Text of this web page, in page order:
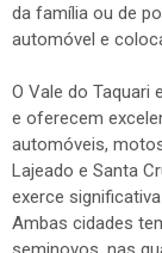
da família ou de
automóvel e
O Vale do Taquari
e oferecem
automóveis,
Lajeado e Santa
exerce
Ambas cidades